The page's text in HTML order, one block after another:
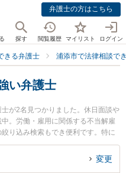
弁護士の方はこちら
探す 閲覧履歴 マイリスト ログイン
きる弁護士 浦添市で法律相談で
い弁護士
が2名見つかりました。休日面談や
。労働・雇用に関係する不当解雇
り込み検索もでき便利です。特に
法律事務所の宮城 健吾弁護士のプ
目されています。『浦添市で土日
変更